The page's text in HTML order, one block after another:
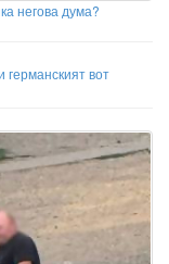
негова дума?
вот